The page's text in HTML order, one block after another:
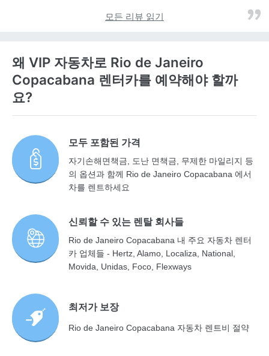
모든 리뷰 읽기
왜 VIP 자동차로 Rio de Janeiro
Copacabana 렌터카를 예약해야 할까
요?
모두 포함된 가격
자기손해면책금, 도난 면책금, 무제한 마일리지 등
의 옵션과 함께 Rio de Janeiro Copacabana 에서
차를 렌트하세요
신뢰할 수 있는 렌탈 회사들
Rio de Janeiro Copacabana 내 주요 자동차 렌터
카 업체들 - Hertz, Alamo, Localiza, National,
Movida, Unidas, Foco, Flexways
최저가 보장
Rio de Janeiro Copacabana 자동차 렌트비 절약